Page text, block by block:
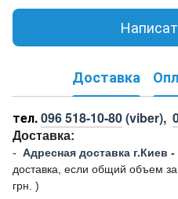
Доставка
тел.096 518-10-80(viber),
Доставка:
- Адресная доставка г.Киев -
доставка, если общий объем
грн. )